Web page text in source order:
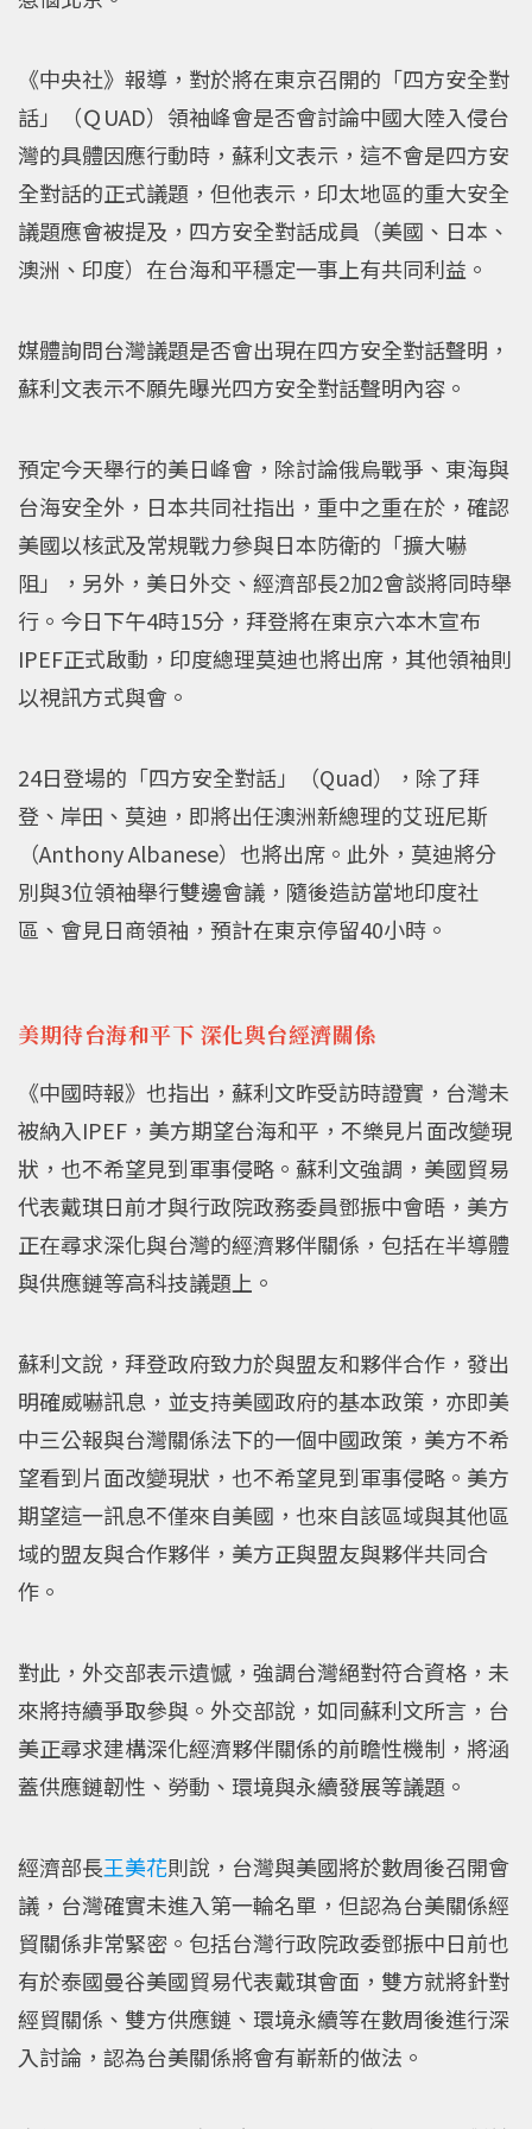
《中央社》報導，對於將在東京召開的「四方安全對
話」（ＱUAD）領袖峰會是否會討論中國大陸入侵台
灣的具體因應行動時，蘇利文表示，這不會是四方安
全對話的正式議題，但他表示，印太地區的重大安全
議題應會被提及，四方安全對話成員（美國、日本、
澳洲、印度）在台海和平穩定一事上有共同利益。
媒體詢問台灣議題是否會出現在四方安全對話聲明，
蘇利文表示不願先曝光四方安全對話聲明內容。
預定今天舉行的美日峰會，除討論俄烏戰爭、東海與
台海安全外，日本共同社指出，重中之重在於，確認
美國以核武及常規戰力參與日本防衛的「擴大嚇
阻」，另外，美日外交、經濟部長2加2會談將同時舉
行。今日下午4時15分，拜登將在東京六本木宣布
IPEF正式啟動，印度總理莫迪也將出席，其他領袖則
以視訊方式與會。
24日登場的「四方安全對話」（Quad），除了拜
登、岸田、莫迪，即將出任澳洲新總理的艾班尼斯
（Anthony Albanese）也將出席。此外，莫迪將分
別與3位領袖舉行雙邊會議，隨後造訪當地印度社
區、會見日商領袖，預計在東京停留40小時。
美期待台海和平下 深化與台經濟關係
《中國時報》也指出，蘇利文昨受訪時證實，台灣未
被納入IPEF，美方期望台海和平，不樂見片面改變現
狀，也不希望見到軍事侵略。蘇利文強調，美國貿易
代表戴琪日前才與行政院政務委員鄧振中會晤，美方
正在尋求深化與台灣的經濟夥伴關係，包括在半導體
與供應鏈等高科技議題上。
蘇利文說，拜登政府致力於與盟友和夥伴合作，發出
明確威嚇訊息，並支持美國政府的基本政策，亦即美
中三公報與台灣關係法下的一個中國政策，美方不希
望看到片面改變現狀，也不希望見到軍事侵略。美方
期望這一訊息不僅來自美國，也來自該區域與其他區
域的盟友與合作夥伴，美方正與盟友與夥伴共同合
作。
對此，外交部表示遺憾，強調台灣絕對符合資格，未
來將持續爭取參與。外交部說，如同蘇利文所言，台
美正尋求建構深化經濟夥伴關係的前瞻性機制，將涵
蓋供應鏈韌性、勞動、環境與永續發展等議題。
經濟部長王美花則說，台灣與美國將於數周後召開會
議，台灣確實未進入第一輪名單，但認為台美關係經
貿關係非常緊密。包括台灣行政院政委鄧振中日前也
有於泰國曼谷美國貿易代表戴琪會面，雙方就將針對
經貿關係、雙方供應鏈、環境永續等在數周後進行深
入討論，認為台美關係將會有嶄新的做法。